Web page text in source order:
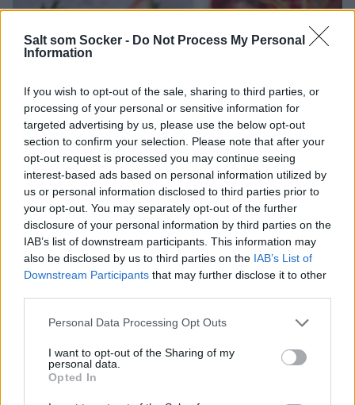
Salt som Socker - Do Not Process My Personal
Information
If you wish to opt-out of the sale, sharing to third parties, or
processing of your personal or sensitive information for
targeted advertising by us, please use the below opt-out
section to confirm your selection. Please note that after your
opt-out request is processed you may continue seeing
interest-based ads based on personal information utilized by
us or personal information disclosed to third parties prior to
your opt-out. You may separately opt-out of the further
disclosure of your personal information by third parties on the
IAB’s list of downstream participants. This information may
also be disclosed by us to third parties on the IAB’s List of
Downstream Participants that may further disclose it to other
Personal Data Processing Opt Outs
I want to opt-out of the Sharing of my
personal data.
Opted In